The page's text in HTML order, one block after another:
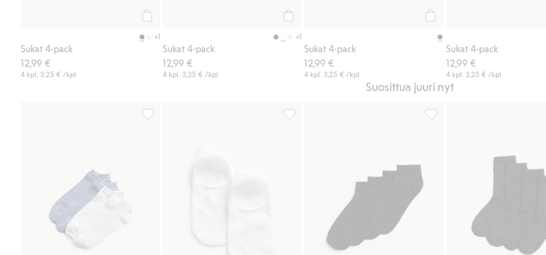
+1
Sukat 4-pack
12,99 €
4 kpl. 3,25 € /kpl
+1
Sukat 4-pack
12,99 €
4 kpl. 3,25 € /kpl
Sukat 4-pack
12,99 €
4 kpl. 3,25 € /kpl
Sukat 4-pack
12,99 €
4 kpl. 3,25 € /kpl
Suosittua juuri nyt